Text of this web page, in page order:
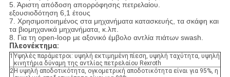
5. Άριστη απόδοση απορρόφησης πετρελαίου.
εξουσιοδότηση 6,1 έτους
7. Χρησιμοποιημένος στα μηχανήματα κατασκευής, τα σκάφη και
τα βιομηχανικά μηχανήματα, κ.λπ.
8. Για τη open-loop με αξονικό έμβολο αντλία πιάτων swash.
Πλεονέκτημα:
1 Υψηλές παράμετροι: υψηλή εκτιμημένη πίεση, υψηλή ταχύτητα, υψηλή
κινητήρια δύναμη της αντλίας πετρελαίου Rexroth
2 Η υψηλή αποδοτικότητα, ογκομετρική αποδοτικότητα είναι για 95%, η